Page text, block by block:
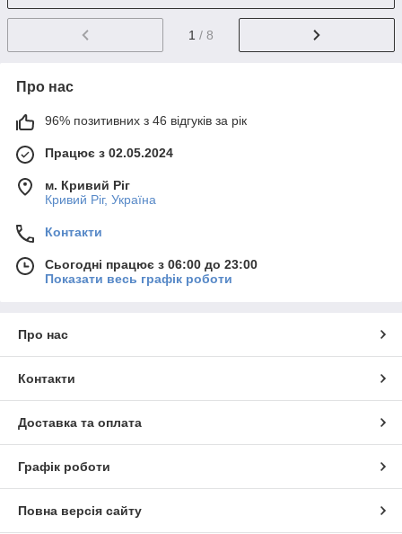
1 / 8
Про нас
96% позитивних з 46 відгуків за рік
Працює з 02.05.2024
м. Кривий Ріг
Кривий Ріг, Україна
Контакти
Сьогодні працює з 06:00 до 23:00
Показати весь графік роботи
Про нас
Контакти
Доставка та оплата
Графік роботи
Повна версія сайту